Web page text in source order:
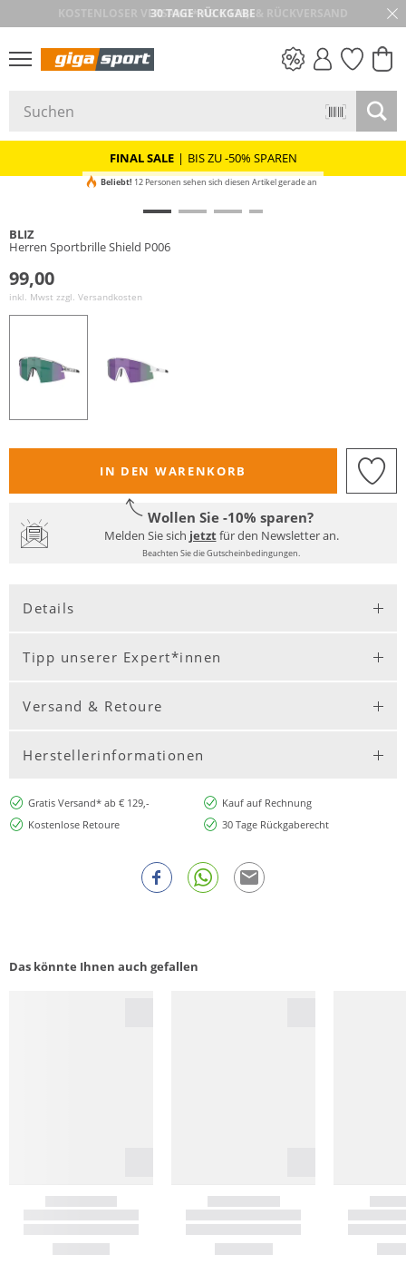
30 TAGE RÜCKGABE
FINAL SALE | BIS ZU -50% SPAREN
Beliebt! 12 Personen sehen sich diesen Artikel gerade an
BLIZ
Herren Sportbrille Shield P006
99,00
inkl. Mwst zzgl. Versandkosten
IN DEN WARENKORB
Wollen Sie -10% sparen?
Melden Sie sich jetztfür den Newsletter an.
Beachten Sie die Gutscheinbedingungen.
Details
Tipp unserer Expert*innen
Versand & Retoure
Herstellerinformationen
Gratis Versand* ab € 129,-
Kauf auf Rechnung
Kostenlose Retoure
30 Tage Rückgaberecht
Das könnte Ihnen auch gefallen